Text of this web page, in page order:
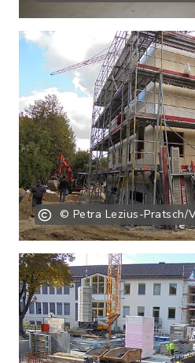
© Petra Lezius-Pratsch/